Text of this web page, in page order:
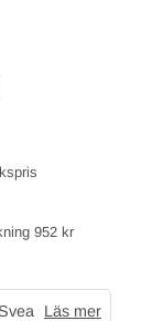
952 kr
Läs mer